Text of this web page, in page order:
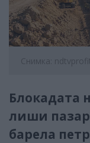
Снимка:
Блокадата
лиши
барела